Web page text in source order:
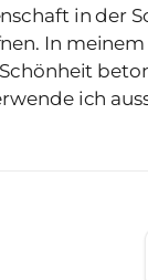
in der
ich